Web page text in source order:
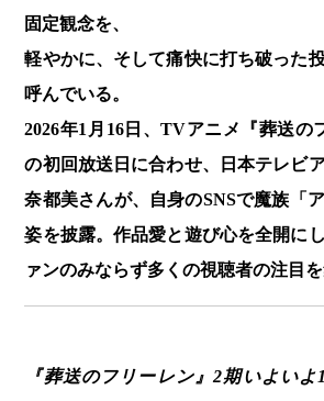
固定観念を、
軽やかに、そして痛快に打ち破った
呼んでいる。
2026年1月16日、TVアニメ『葬送の
の初回放送日に合わせ、日本テレビ
奈都美さんが、自身のSNSで魔族「
姿を披露。作品愛と遊び心を全開に
ァンのみならず多くの視聴者の注目を
『葬送のフリーレン』2期いよい